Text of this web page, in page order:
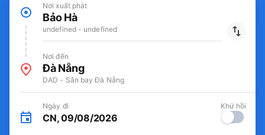
Nơi xuất phát
Bảo Hà
undefined - undefined
Nơi đến
Đà Nẵng
DAD - Sân bay Đà Nẵng
Ngày đi
CN, 09/08/2026
Khứ hồi